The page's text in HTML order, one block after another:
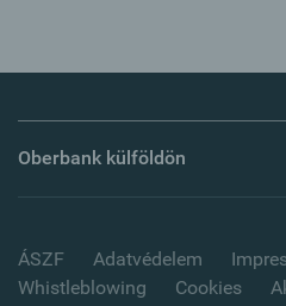
Oberbank külföldön
ÁSZF Adatvédelem
Whistleblowing
Cookies